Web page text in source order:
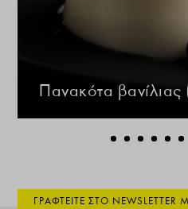
Πανακότα βανίλιας
ΓΡΑΦΤΕΙΤΕ ΣΤΟ NEWSLETTER